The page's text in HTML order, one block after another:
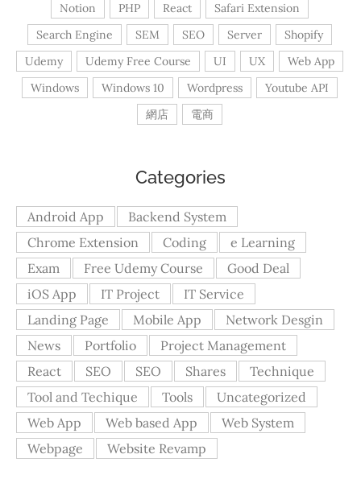
Notion
PHP React
Safari Extension
Search Engine
SEM SEO Server
Shopify
Udemy
Udemy Free Course UI UX
Web App
Windows
Windows 10 Wordpress
Youtube API
網店
電商
Categories
Android App
Backend System
Chrome Extension
Coding
e Learning
Exam
Free Udemy Course
Good Deal
iOS App
IT Project
IT Service
Landing Page
Mobile App
Network Desgin
News
Portfolio
Project Management
React
SEO SEO Shares
Technique
Tool and Techique
Tools
Uncategorized
Web App
Web based App
Web System
Webpage
Website Revamp